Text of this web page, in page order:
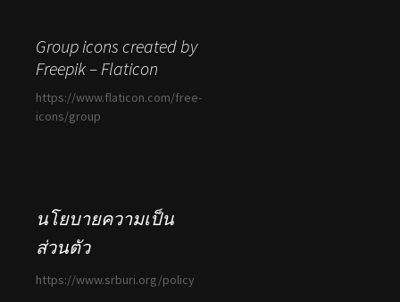
Group icons created by
Freepik – Flaticon
https://www.flaticon.com/free-
icons/group
นโยบายความเป็น
ส่วนตัว
https://www.srburi.org/policy